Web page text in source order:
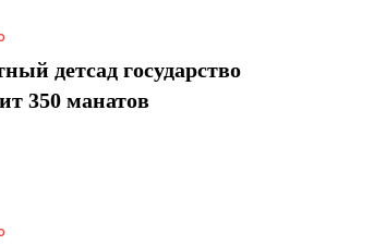
детсад государство
350 манатов